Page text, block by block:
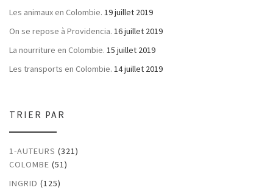
Les animaux en Colombie. 19 juillet 2019
On se repose à Providencia. 16 juillet 2019
La nourriture en Colombie. 15 juillet 2019
Les transports en Colombie. 14 juillet 2019
TRIER PAR
1-AUTEURS (321)
COLOMBE (51)
INGRID (125)